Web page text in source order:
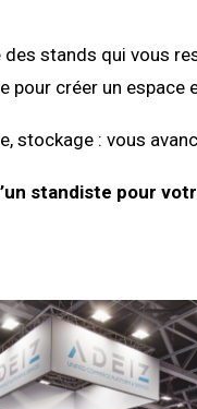
stands qui vous
pour créer un espace
stockage : vous
standiste pour